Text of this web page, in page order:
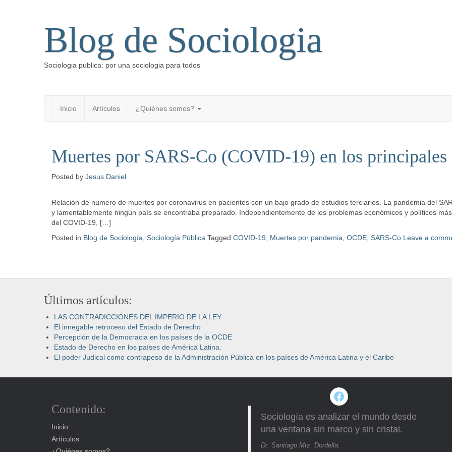
Blog de Sociologia
Sociologia publica: por una sociologia para todos
Inicio Artículos ¿Quiénes somos?
Muertes por SARS-Co (COVID-19) en los principales
Posted by Jesus Daniel
Relación de numero de muertos por coronavirus en pacientes con un bajo grado de estudios terciarios. La pandemia del
y lamentablemente ningún país se encontraba preparado. Independientemente de los problemas económicos y políticos
del COVID-19, […]
Posted in Blog de Sociología Sociología Pública Tagged COVID-19 Muertes por pandemia OCDE SARS-Co Leave a
Últimos artículos:
LAS CONTRADICCIONES DEL IMPERIO DE LA LEY
El innegable retroceso del Estado de Derecho
Percepción de la Democracia en los países de la OCDE
Estado de Derecho en los países de América Latina.
El poder Judical como contrapeso de la Administración Pública en los países de América Latina y el Caribe
Contenido:
Inicio
Artículos
Facebook
Sociología es analizar el mundo desde
una ventana sin marco y sin cristal.
Dr. Santiago Mtz. Dordella.